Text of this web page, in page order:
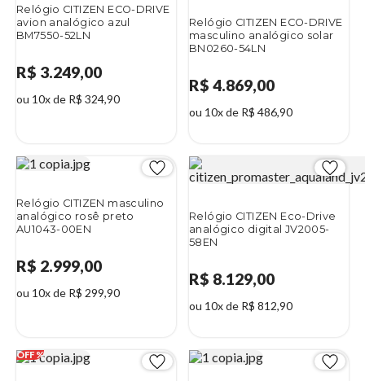
Relógio CITIZEN ECO-DRIVE
avion analógico azul
BM7550-52LN
R$ 3.249,00
ou 10x de R$ 324,90
Relógio CITIZEN ECO-DRIVE
masculino analógico solar
BN0260-54LN
R$ 4.869,00
ou 10x de R$ 486,90
Relógio CITIZEN masculino
analógico rosê preto
AU1043-00EN
R$ 2.999,00
ou 10x de R$ 299,90
Relógio CITIZEN Eco-Drive
analógico digital JV2005-
58EN
R$ 8.129,00
ou 10x de R$ 812,90